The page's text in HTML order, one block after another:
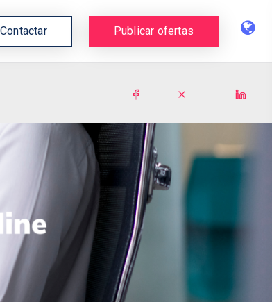
Contactar Publicar ofertas